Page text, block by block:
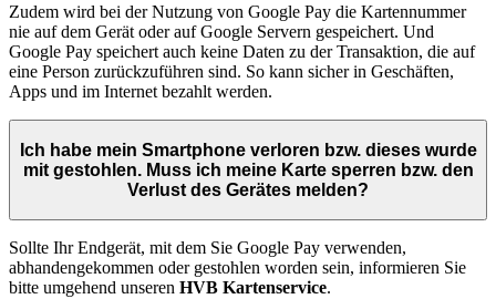
Zudem wird bei der Nutzung von Google Pay die Kartennummer
nie auf dem Gerät oder auf Google Servern gespeichert. Und
Google Pay speichert auch keine Daten zu der Transaktion, die auf
eine Person zurückzuführen sind. So kann sicher in Geschäften,
Apps und im Internet bezahlt werden.
Ich habe mein Smartphone verloren bzw. dieses wurde
mit gestohlen. Muss ich meine Karte sperren bzw. den
Verlust des Gerätes melden?
Sollte Ihr Endgerät, mit dem Sie Google Pay verwenden,
abhandengekommen oder gestohlen worden sein, informieren Sie
bitte umgehend unseren HVB Kartenservice.